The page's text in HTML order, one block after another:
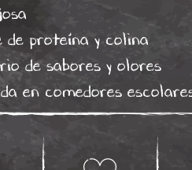
de proteína y colina
de sabores y olores
en comedores